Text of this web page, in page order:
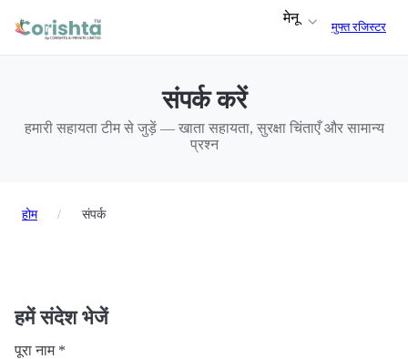
मेनू
मुफ्त रजिस्टर
संपर्क करें
हमारी सहायता टीम से जुड़ें — खाता सहायता, सुरक्षा चिंताएँ और सामान्य
प्रश्न
होम / संपर्क
हमें संदेश भेजें
पूरा नाम *